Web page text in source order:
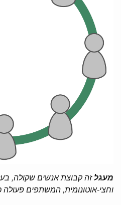
מעגלזה קבוצת אנשים שקולה,
וחצי-אוטונומית, המשתפים